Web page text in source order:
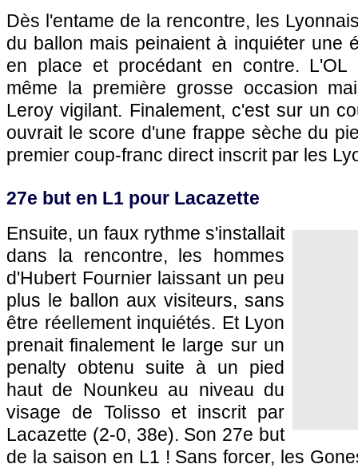
Dès l'entame de la rencontre, les
du ballon mais peinaient à inquiéter une
en place et procédant en contre.
même la première grosse occasion
Leroy vigilant. Finalement, c'est sur un
ouvrait le score d'une frappe sèche du
premier coup-franc direct inscrit par les
27e but en L1 pour Lacazette
Ensuite, un faux rythme s'installait
dans la rencontre, les hommes
d'Hubert Fournier laissant un peu
plus le ballon aux visiteurs, sans
être réellement inquiétés. Et Lyon
prenait finalement le large sur un
penalty obtenu suite à un pied
haut de Nounkeu au niveau du
visage de Tolisso et inscrit par
Lacazette (2-0, 38e). Son 27e but
de la saison en L1 ! Sans forcer, les